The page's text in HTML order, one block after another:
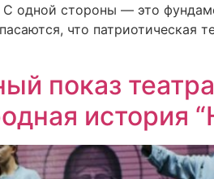
одной стороны — это
что патриотическая
показ
история